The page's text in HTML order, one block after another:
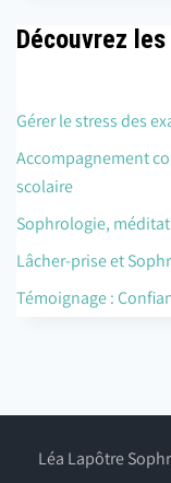
Découvrez
Gérer le stress des
Accompagnement
scolaire
Sophrologie,
Lâcher-prise et
Témoignage :
Léa Lapôtre